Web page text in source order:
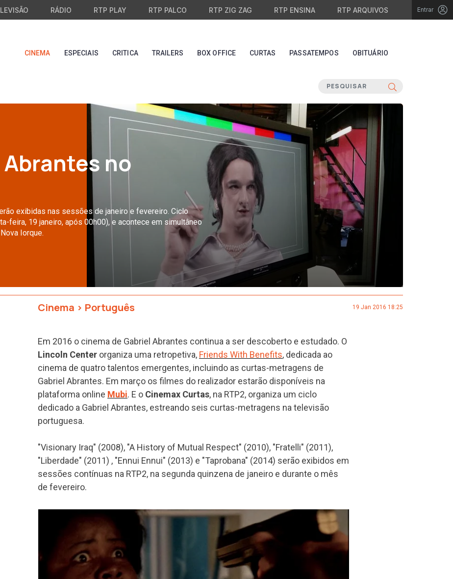
RÁDIO RTP PLAY RTP PALCO RTP ZIG ZAG RTP ENSINA RTP ARQUIVOS Entrar
CINEMA ESPECIAIS CRITICA TRAILERS BOX OFFICE CURTAS PASSATEMPOS OBITUÁRIO
no
exibidas nas sessões de janeiro e fevereiro. Ciclo
feira, 19 janeiro, após 00h00), e acontece em simultâneo
Iorque.
Cinema > Português 19 Jan 2016 18:25
Em 2016 o cinema de Gabriel Abrantes continua a ser descoberto e estudado. O
Lincoln Center organiza uma retropetiva, Friends With Benefits, dedicada ao
cinema de quatro talentos emergentes, incluindo as curtas-metragens de
Gabriel Abrantes. Em março os filmes do realizador estarão disponíveis na
plataforma online Mubi. E o Cinemax Curtas, na RTP2, organiza um ciclo
dedicado a Gabriel Abrantes, estreando seis curtas-metragens na televisão
portuguesa.
"Visionary Iraq" (2008), "A History of Mutual Respect" (2010), "Fratelli" (2011),
"Liberdade" (2011) , "Ennui Ennui" (2013) e "Taprobana" (2014) serão exibidos em
sessões contínuas na RTP2, na segunda quinzena de janeiro e durante o mês
de fevereiro.